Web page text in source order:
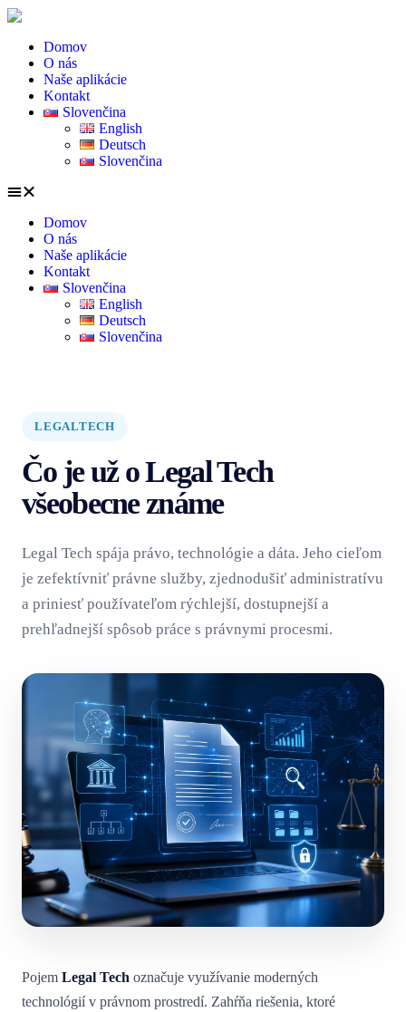
Domov
O nás
Naše aplikácie
Kontakt
Slovenčina
English
Deutsch
Slovenčina
Domov
O nás
Naše aplikácie
Kontakt
Slovenčina
English
Deutsch
Slovenčina
LEGALTECH
Čo je už o Legal Tech
všeobecne známe
Legal Tech spája právo, technológie a dáta. Jeho cieľom
je zefektívniť právne služby, zjednodušiť administratívu
a priniesť používateľom rýchlejší, dostupnejší a
prehľadnejší spôsob práce s právnymi procesmi.
Pojem Legal Tech označuje využívanie moderných
technológií v právnom prostredí. Zahŕňa riešenia, ktoré